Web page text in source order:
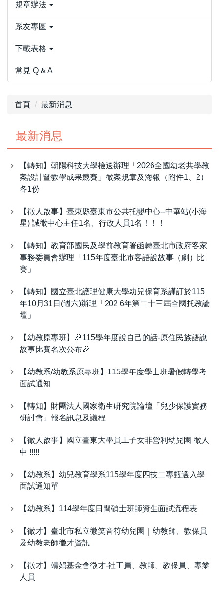
規章辦法
系友專區
下載表格
常見 Q & A
首頁 最新消息
最新消息
【轉知】朝陽科技大學檢送辦理「2026全國幼老共學教
案設計暨教學成果競賽」徵案規章及海報（附件1、2）
各1份
【徵人啟事】臺東縣臺東市公共托嬰中心--中華站(小海
星) 誠徵中心主任1名、行政人員1名！！！
【轉知】教育部國民及學前教育署函轉臺北市政府客家
事務委員會辦理「115年度臺北市客語說故事（劇）比
賽」
【轉知】國立臺北護理健康大學幼兒保育系謹訂於115
年10月31日(週六)辦理「202 6年第二十三屆全國托教論
壇」
【幼教原專班】🎉115學年度說自己的話-原住民族語說
故事比賽名次公布🎉
【幼教系/幼教系原專班】115學年度學士班暑假轉學考
面試通知
【轉知】財團法人國家衛生研究院論壇「兒少保護實務
研討會」報名訊息及議程
【徵人啟事】國立臺東大學員工子女非營利幼兒園 徵人
中 !!!!!
【幼教系】幼兒教育學系115學年度四技二專甄選入學
面試通知單
【幼教系】114學年度日間碩士班師資生面試流程表
【徵才】臺北市私立微笑音符幼兒園｜幼教師、教保員
及幼教老師徵才資訊
【徵才】靖娟基金會徵才-社工員​、教師、教保員、專業
人員